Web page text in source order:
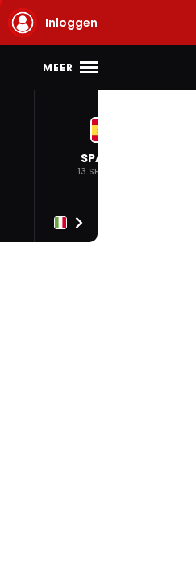
Inloggen
MEER
SPANJE
13 SEP. 2026